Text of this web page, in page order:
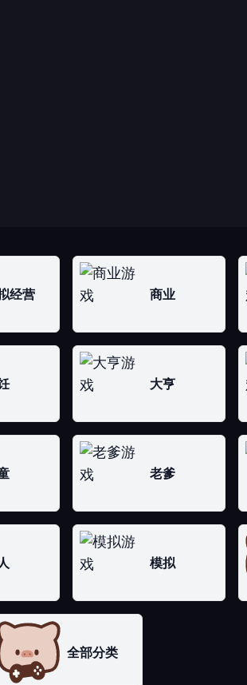
经营 商业
大亨
老爹
模拟
全部分类